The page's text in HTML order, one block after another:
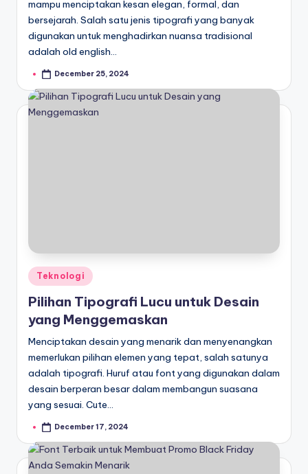
mampu menciptakan kesan elegan, formal, dan
bersejarah. Salah satu jenis tipografi yang banyak
digunakan untuk menghadirkan nuansa tradisional
adalah old english…
PostedDecember 25, 2024
Posted
in
Teknologi
Pilihan Tipografi Lucu untuk Desain
yang Menggemaskan
Menciptakan desain yang menarik dan menyenangkan
memerlukan pilihan elemen yang tepat, salah satunya
adalah tipografi. Huruf atau font yang digunakan dalam
desain berperan besar dalam membangun suasana
yang sesuai. Cute…
PostedDecember 17, 2024